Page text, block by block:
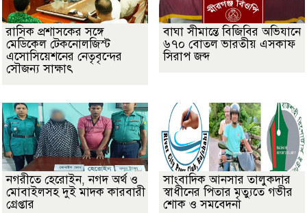
​রাসিক প্রশাসকের সঙ্গে
মেডিকেল টেকনোলজিস্ট
এসোসিয়েশনের নেতৃবৃন্দের
সৌজন্য সাক্ষাৎ
বাঘা সীমান্তে বিজিবির অভিযানে
৬৭০ বোতল ভারতীয় এসকাফ
সিরাপ জব্দ
নগরীতে হেরোইন, নগদ অর্থ ও
মোবাইলসহ দুই মাদক কারবারী
গ্রেপ্তার
সাংবাদিক আনসার তালুকদার
স্বাধীনের পিতার মৃত্যুতে গভীর
শোক ও সমবেদনা